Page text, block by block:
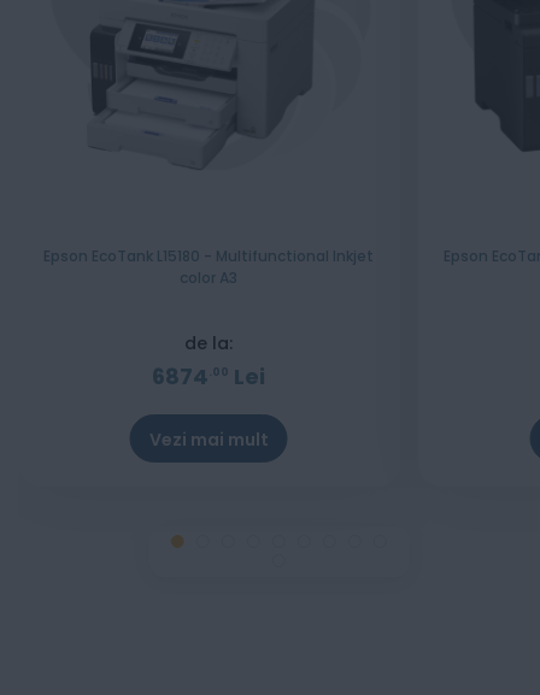
Epson EcoTank L15180 - Multifunctional Inkjet
color A3
de la:
6874 00 Lei
Vezi mai mult
Stoc epuizat
Epson